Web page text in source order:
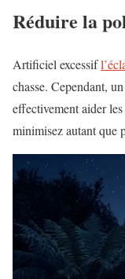
Réduire la
Artificiel excessif
chasse. Cependant,
effectivement aider
minimisez autant que